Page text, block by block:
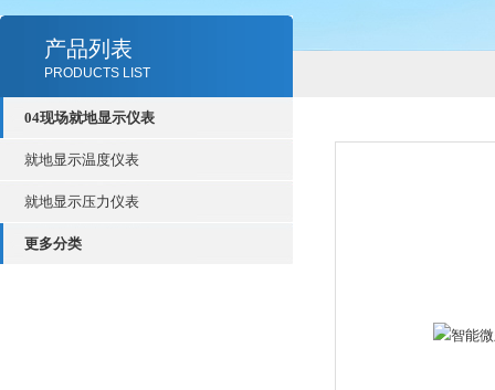
产品列表
PRODUCTS LIST
04现场就地显示仪表
就地显示温度仪表
就地显示压力仪表
更多分类